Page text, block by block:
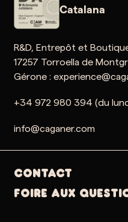
Catalana
R&D, Entrepôt et
17257 Torroella de
Gérone :
+34 972 980 394 (du
info@caganer.com
Contact
Foire aux